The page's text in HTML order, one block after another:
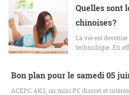
Quelles sont
chinoises ?
La vie est
technologie. En
Bon plan pour le samedi 05
ACEPC AK2, un mini PC discret et